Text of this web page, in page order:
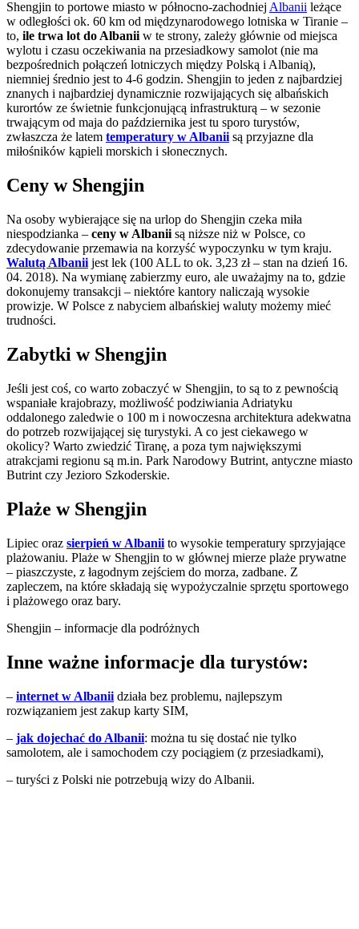
Shengjin to portowe miasto w północno-zachodniej Albanii leżące
w odległości ok. 60 km od międzynarodowego lotniska w Tiranie –
to, ile trwa lot do Albaniiw te strony, zależy głównie od miejsca
wylotu i czasu oczekiwania na przesiadkowy samolot (nie ma
bezpośrednich połączeń lotniczych między Polską i Albanią),
niemniej średnio jest to 4-6 godzin. Shengjin to jeden z najbardziej
znanych i najbardziej dynamicznie rozwijających się albańskich
kurortów ze świetnie funkcjonującą infrastrukturą – w sezonie
trwającym od maja do października jest tu sporo turystów,
zwłaszcza że latem temperatury w Albaniisą przyjazne dla
miłośników kąpieli morskich i słonecznych.
Ceny w Shengjin
Na osoby wybierające się na urlop do Shengjin czeka miła
niespodzianka – ceny w Albanii są niższe niż w Polsce, co
zdecydowanie przemawia na korzyść wypoczynku w tym kraju.
Walutą Albanii jest lek (100 ALL to ok. 3,23 zł – stan na dzień 16.
04. 2018). Na wymianę zabierzmy euro, ale uważajmy na to, gdzie
dokonujemy transakcji – niektóre kantory naliczają wysokie
prowizje. W Polsce z nabyciem albańskiej waluty możemy mieć
trudności.
Zabytki w Shengjin
Jeśli jest coś, co warto zobaczyć w Shengjin­­­, to są to z pewnością
wspaniałe krajobrazy, możliwość podziwiania Adriatyku
oddalonego zaledwie o 100 m i nowoczesna architektura adekwatna
do potrzeb rozwijającej się turystyki. A co jest ciekawego w
okolicy? Warto zwiedzić Tiranę, a poza tym największymi
atrakcjami regionu są m.in. Park Narodowy Butrint, antyczne miasto
Butrint czy Jezioro Szkoderskie.
Plaże w Shengjin
Lipiec oraz sierpień w Albanii to wysokie temperatury sprzyjające
plażowaniu. Plaże w Shengjin to w głównej mierze plaże prywatne
– piaszczyste, z łagodnym zejściem do morza, zadbane. Z
zapleczem, na które składają się wypożyczalnie sprzętu sportowego
i plażowego oraz bary.
Shengjin – informacje dla podróżnych
Inne ważne informacje dla turystów:
– internet w Albanii działa bez problemu, najlepszym
rozwiązaniem jest zakup karty SIM,
– jak dojechać do Albanii: można tu się dostać nie tylko
samolotem, ale i samochodem czy pociągiem (z przesiadkami),
– turyści z Polski nie potrzebują wizy do Albanii.